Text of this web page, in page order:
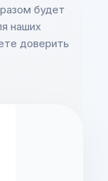
будет
наших
доверить